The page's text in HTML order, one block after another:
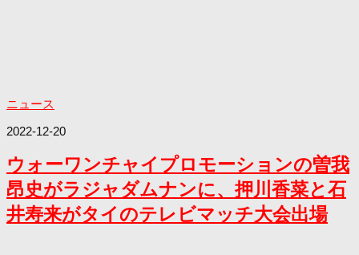
ニュース
2022-12-20
ウォーワンチャイプロモーションの曽我
昂史がラジャダムナンに、押川香菜と石
井寿来がタイのテレビマッチ大会出場